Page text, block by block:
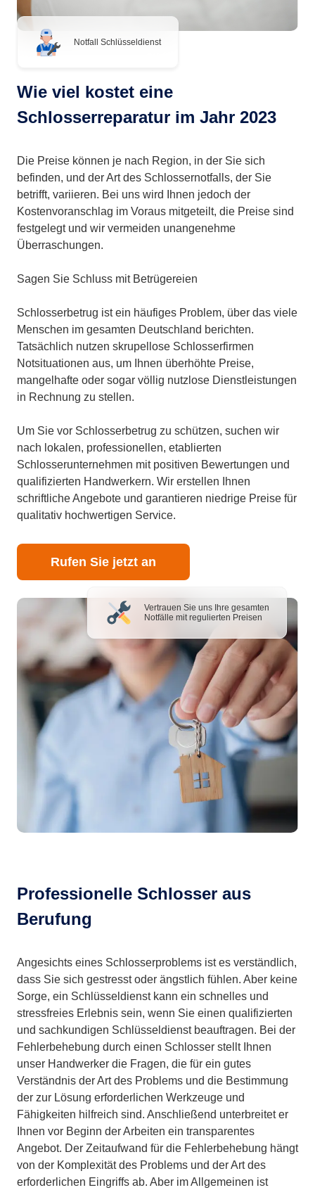
Notfall Schlüsseldienst
Wie viel kostet eine
Schlosserreparatur im Jahr 2023
Die Preise können je nach Region, in der Sie sich
befinden, und der Art des Schlossernotfalls, der Sie
betrifft, variieren. Bei uns wird Ihnen jedoch der
Kostenvoranschlag im Voraus mitgeteilt, die Preise sind
festgelegt und wir vermeiden unangenehme
Überraschungen.
Sagen Sie Schluss mit Betrügereien
Schlosserbetrug ist ein häufiges Problem, über das viele
Menschen im gesamten Deutschland berichten.
Tatsächlich nutzen skrupellose Schlosserfirmen
Notsituationen aus, um Ihnen überhöhte Preise,
mangelhafte oder sogar völlig nutzlose Dienstleistungen
in Rechnung zu stellen.
Um Sie vor Schlosserbetrug zu schützen, suchen wir
nach lokalen, professionellen, etablierten
Schlosserunternehmen mit positiven Bewertungen und
qualifizierten Handwerkern. Wir erstellen Ihnen
schriftliche Angebote und garantieren niedrige Preise für
qualitativ hochwertigen Service.
Rufen Sie jetzt an
Vertrauen Sie uns Ihre gesamten
Notfälle mit regulierten Preisen
Professionelle Schlosser aus
Berufung
Angesichts eines Schlosserproblems ist es verständlich,
dass Sie sich gestresst oder ängstlich fühlen. Aber keine
Sorge, ein Schlüsseldienst kann ein schnelles und
stressfreies Erlebnis sein, wenn Sie einen qualifizierten
und sachkundigen Schlüsseldienst beauftragen. Bei der
Fehlerbehebung durch einen Schlosser stellt Ihnen
unser Handwerker die Fragen, die für ein gutes
Verständnis der Art des Problems und die Bestimmung
der zur Lösung erforderlichen Werkzeuge und
Fähigkeiten hilfreich sind. Anschließend unterbreitet er
Ihnen vor Beginn der Arbeiten ein transparentes
Angebot. Der Zeitaufwand für die Fehlerbehebung hängt
von der Komplexität des Problems und der Art des
erforderlichen Eingriffs ab. Aber im Allgemeinen ist